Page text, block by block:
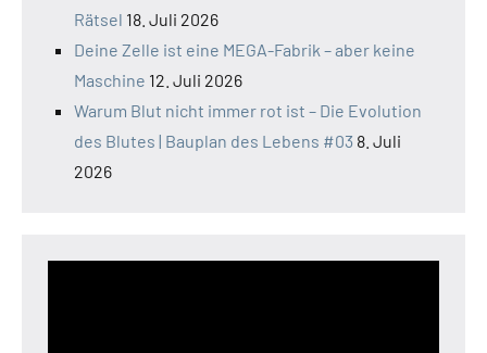
Rätsel 18. Juli 2026
Deine Zelle ist eine MEGA-Fabrik – aber keine
Maschine 12. Juli 2026
Warum Blut nicht immer rot ist – Die Evolution
des Blutes | Bauplan des Lebens #03 8. Juli
2026